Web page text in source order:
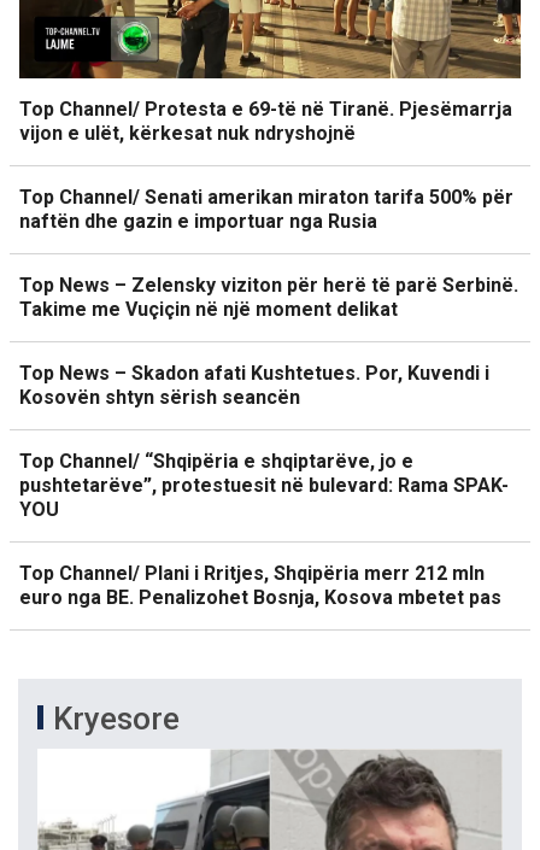
Top Channel/ Protesta e 69-të në Tiranë. Pjesëmarrja
vijon e ulët, kërkesat nuk ndryshojnë
Top Channel/ Senati amerikan miraton tarifa 500% për
naftën dhe gazin e importuar nga Rusia
Top News – Zelensky viziton për herë të parë Serbinë.
Takime me Vuçiçin në një moment delikat
Top News – Skadon afati Kushtetues. Por, Kuvendi i
Kosovën shtyn sërish seancën
Top Channel/ “Shqipëria e shqiptarëve, jo e
pushtetarëve”, protestuesit në bulevard: Rama SPAK-
YOU
Top Channel/ Plani i Rritjes, Shqipëria merr 212 mln
euro nga BE. Penalizohet Bosnja, Kosova mbetet pas
Kryesore